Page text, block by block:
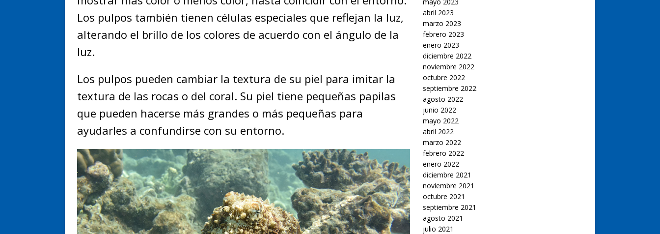
Los pulpos también tienen células especiales que reflejan la luz,
alterando el brillo de los colores de acuerdo con el ángulo de la
luz.
Los pulpos pueden cambiar la textura de su piel para imitar la
textura de las rocas o del coral. Su piel tiene pequeñas papilas
que pueden hacerse más grandes o más pequeñas para
ayudarles a confundirse con su entorno.
abril 2023
marzo 2023
febrero 2023
enero 2023
diciembre 2022
noviembre 2022
octubre 2022
septiembre 2022
agosto 2022
junio 2022
mayo 2022
abril 2022
marzo 2022
febrero 2022
enero 2022
diciembre 2021
noviembre 2021
octubre 2021
septiembre 2021
agosto 2021
julio 2021